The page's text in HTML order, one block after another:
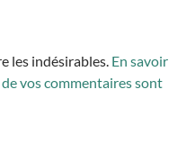
les indésirables. En savoir
vos commentaires sont